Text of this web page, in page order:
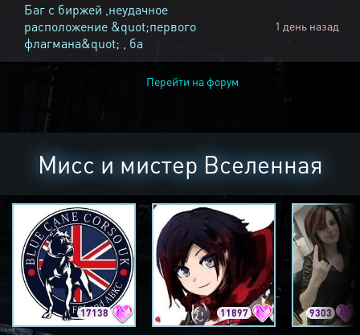
Баг с биржей ,неудачное
расположение &quot;первого
флагмана&quot; , ба
1 день назад
Перейти на форум
Мисс и мистер Вселенная
17138 11897 9303